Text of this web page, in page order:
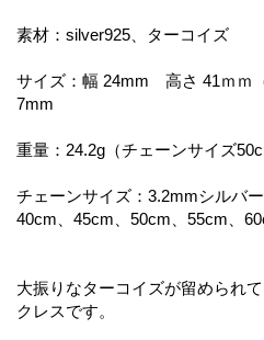
素材：silver925、ターコイズ
サイズ：幅 24mm 高さ 41ｍｍ
7mm
重量：24.2g（チェーンサイズ
チェーンサイズ：3.2mmシルバ
40cm、45cm、50cm、55cm、
大振りなターコイズが留められ
クレスです。